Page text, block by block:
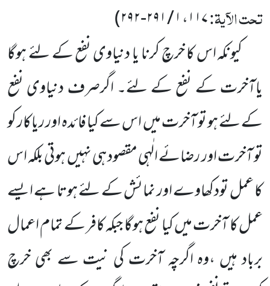
تحت الآیۃ:۱۱۷، ۱ / ۲۹۱-۲۹۲)
کیونکہ اس کا خرچ کرنا یا دنیاوی نفع کے لئے ہوگا
یاآخرت کے نفع کے لئے۔ اگرصرف دنیاوی نفع
کے لئے ہو تو آخرت میں اس سے کیا فائدہ اور ریاکار کو
تو آخرت اور رضائے الٰہی مقصود ہی نہیں ہوتی بلکہ اس
کا عمل تودکھاوے اور نمائش کے لئے ہوتا ہے ایسے
عمل کا آخرت میں کیا نفع ہوگا جبکہ کافر کے تمام اعمال
برباد ہیں ،وہ اگرچہ آخرت کی نیت سے بھی خرچ